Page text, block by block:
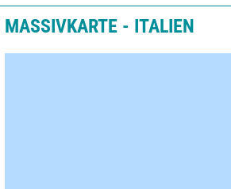
MASSIVKARTE - ITALIEN